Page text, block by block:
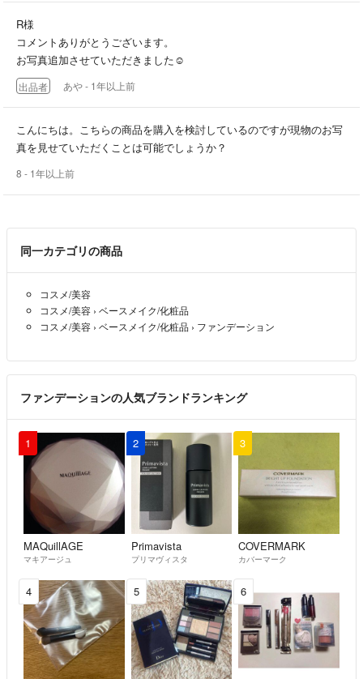
R様
コメントありがとうございます。
お写真追加させていただきました☺️
出品者 あや- 1年以上前
こんにちは。こちらの商品を購入を検討しているのですが現物のお写
真を見せていただくことは可能でしょうか？
8 - 1年以上前
同一カテゴリの商品
コスメ/美容
コスメ/美容 › ベースメイク/化粧品
コスメ/美容 › ベースメイク/化粧品 › ファンデーション
ファンデーションの人気ブランドランキング
1
MAQuillAGE
マキアージュ
2
Primavista
プリマヴィスタ
3
COVERMARK
カバーマーク
4 5 6